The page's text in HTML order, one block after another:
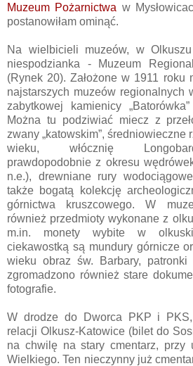
Muzeum Pożarnictwa w
postanowiłam ominąć.
Na wielbicieli muzeów, w
niespodzianka - Muzeum
(Rynek 20). Założone w 1911 roku
najstarszych muzeów regionalnych
zabytkowej kamienicy
Można tu podziwiać miecz z
zwany „katowskim”, średniowieczne
wieku, włócznię
prawdopodobnie z okresu
n.e.), drewniane rury
także bogatą kolekcję
górnictwa kruszcowego. W
również przedmioty wykonane z
m.in. monety wybite w
ciekawostką są mundury górnicze
wieku obraz św. Barbary, patronki
zgromadzono również stare
fotografie.
W drodze do Dworca PKP i
relacji Olkusz-Katowice (bilet do
na chwilę na stary cmentarz, przy
Wielkiego. Ten nieczynny już